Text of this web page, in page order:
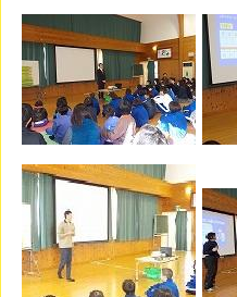
災害用伝言ダ
ついて
2015年9月28日
高等部 進路
2015年9月 9日
平成28年度